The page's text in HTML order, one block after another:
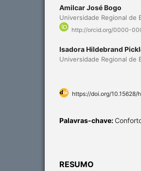
Amilcar José Bogo
Universidade Regional de
http://orcid.org/0000-
Isadora Hildebrand
Universidade Regional de
https://doi.org/10.15628/
Palavras-chave:
RESUMO